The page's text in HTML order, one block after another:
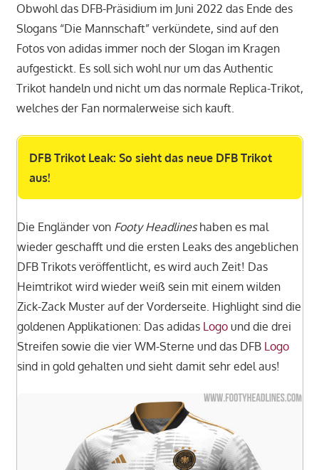
Obwohl das DFB-Präsidium im Juni 2022 das Ende des
Slogans “Die Mannschaft” verkündete, sind auf den
Fotos von adidas immer noch der Slogan im Kragen
aufgestickt. Es soll sich wohl nur um das Authentic
Trikot handeln und nicht um das normale Replica-Trikot,
welches der Fan normalerweise sich kauft.
DFB Trikot Leak: So sieht das neue DFB Trikot
aus!
Die Engländer von Footy Headlineshaben es mal
wieder geschafft und die ersten Leaks des angeblichen
DFB Trikots veröffentlicht, es wird auch Zeit! Das
Heimtrikot wird wieder weiß sein mit einem wilden
Zick-Zack Muster auf der Vorderseite. Highlight sind die
goldenen Applikationen: Das adidas Logound die drei
Streifen sowie die vier WM-Sterne und das DFB Logo
sind in gold gehalten und sieht damit sehr edel aus!